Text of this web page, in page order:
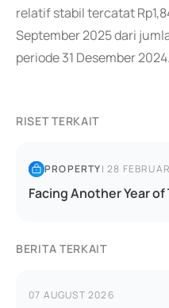
relatif stabil tercatat
September 2025 dari
periode 31 Desember
RISET TERKAIT
PROPERTY|28
Facing Another Year of
BERITA TERKAIT
07 AUGUST 2026